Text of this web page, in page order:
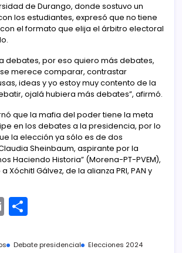
de Durango, donde sostuvo un
los estudiantes, expresó que no tiene
el formato que elija el árbitro electoral
debates, por eso quiero más debates,
merece comparar, contrastar
ideas y yo estoy muy contento de la
ojalá hubiera más debates”, afirmó.
que la mafia del poder tiene la meta
en los debates a la presidencia, por lo
la elección ya sólo es de dos
Sheinbaum, aspirante por la
Haciendo Historia” (Morena-PT-PVEM),
Xóchitl Gálvez, de la alianza PRI, PAN y
E
m
ai m
Debate presidencial
Elecciones 2024